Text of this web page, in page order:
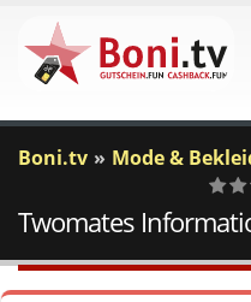
Boni.tv Mode &
0
Twomates